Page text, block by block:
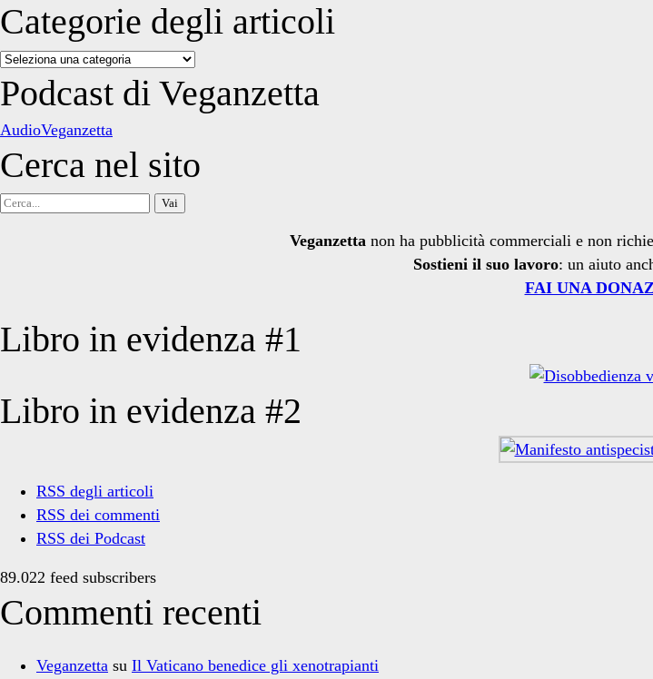
Categorie degli articoli
Categorie
degli
articoli
Podcast di Veganzetta
AudioVeganzetta
Cerca nel sito
Cerca
Veganzetta non ha pubblicità commerciali e non
Sostieni il suo lavoro: un aiuto
FAI UNA
Libro in evidenza #1
Libro in evidenza #2
RSS degli articoli
RSS dei commenti
RSS dei Podcast
89.022 feed subscribers
Commenti recenti
Veganzetta su Il Vaticano benedice gli xenotrapianti